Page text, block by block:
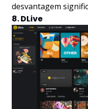
desvantagem
8. DLive